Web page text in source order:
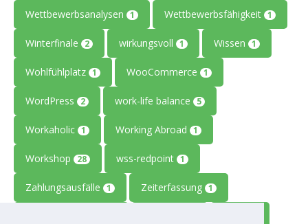
Wettbewerbsanalysen 1 Wettbewerbsfähigkeit 1
Winterfinale 2 wirkungsvoll 1 Wissen 1
Wohlfühlplatz 1 WooCommerce 1
WordPress 2 work-life balance 5
Workaholic 1 Working Abroad 1
Workshop 28 wss-redpoint 1
Zahlungsausfälle 1 Zeiterfassung 1